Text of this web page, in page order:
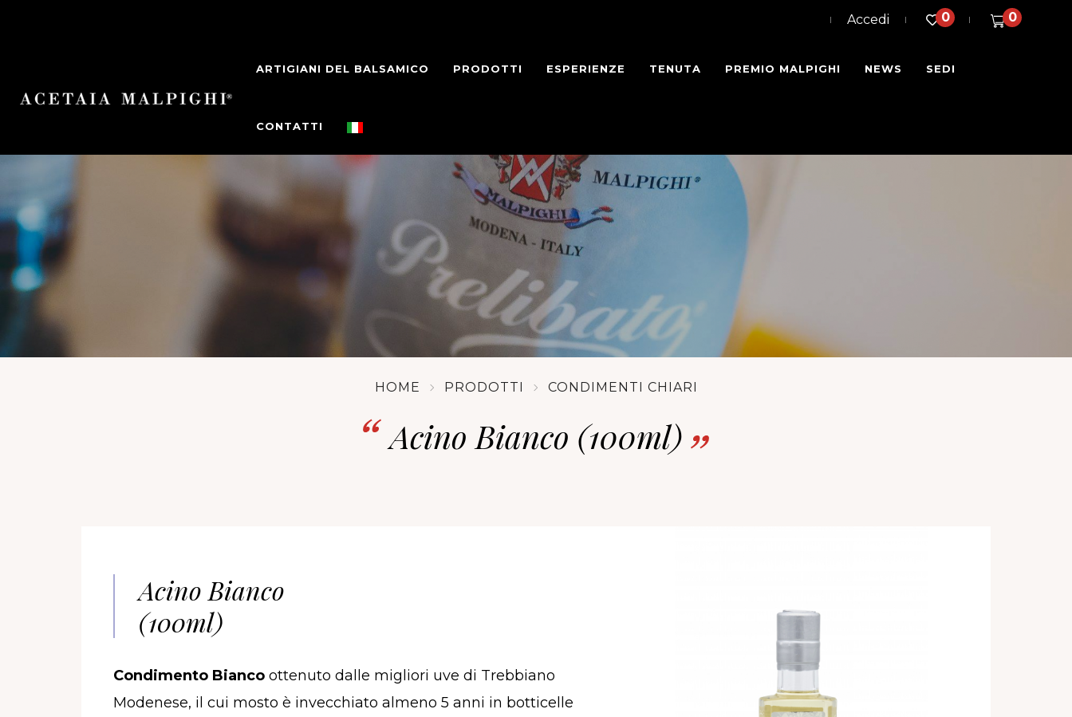
Accedi 0 0
ARTIGIANI DEL BALSAMICO PRODOTTI ESPERIENZE TENUTA PREMIO MALPIGHI NEWS SEDI
CONTATTI
HOME PRODOTTI CONDIMENTI CHIARI
Acino Bianco (100ml)
Acino Bianco
(100ml)
Condimento Bianco ottenuto dalle migliori uve di Trebbiano
Modenese, il cui mosto è invecchiato almeno 5 anni in botticelle